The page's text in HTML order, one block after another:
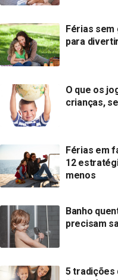
Férias
para
O que os
crianças,
Férias em
12
menos
Banho
precisam
5 tradições